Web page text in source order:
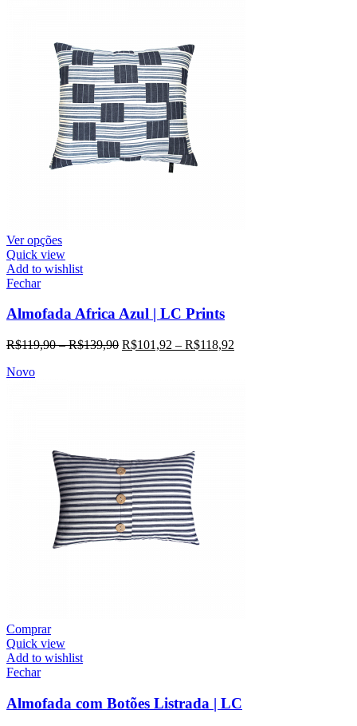
Ver opções
Quick view
Add to wishlist
Fechar
Almofada Africa Azul | LC Prints
R$119,90–R$139,90 R$101,92 – R$118,92
Novo
Comprar
Quick view
Add to wishlist
Fechar
Almofada com Botões Listrada | LC